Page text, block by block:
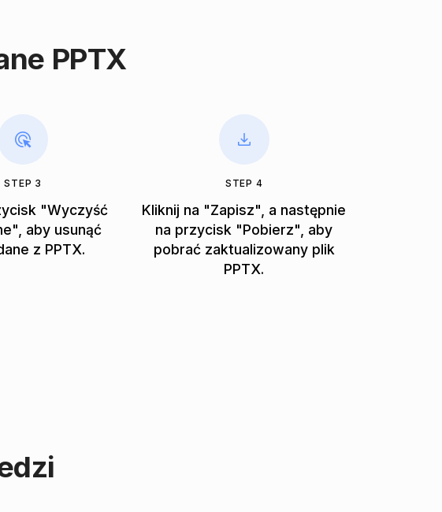
PPTX
STEP 3
"Wyczyść
aby usunąć
z PPTX.
STEP 4
Kliknij na "Zapisz", a następnie
na przycisk "Pobierz", aby
pobrać zaktualizowany plik
PPTX.